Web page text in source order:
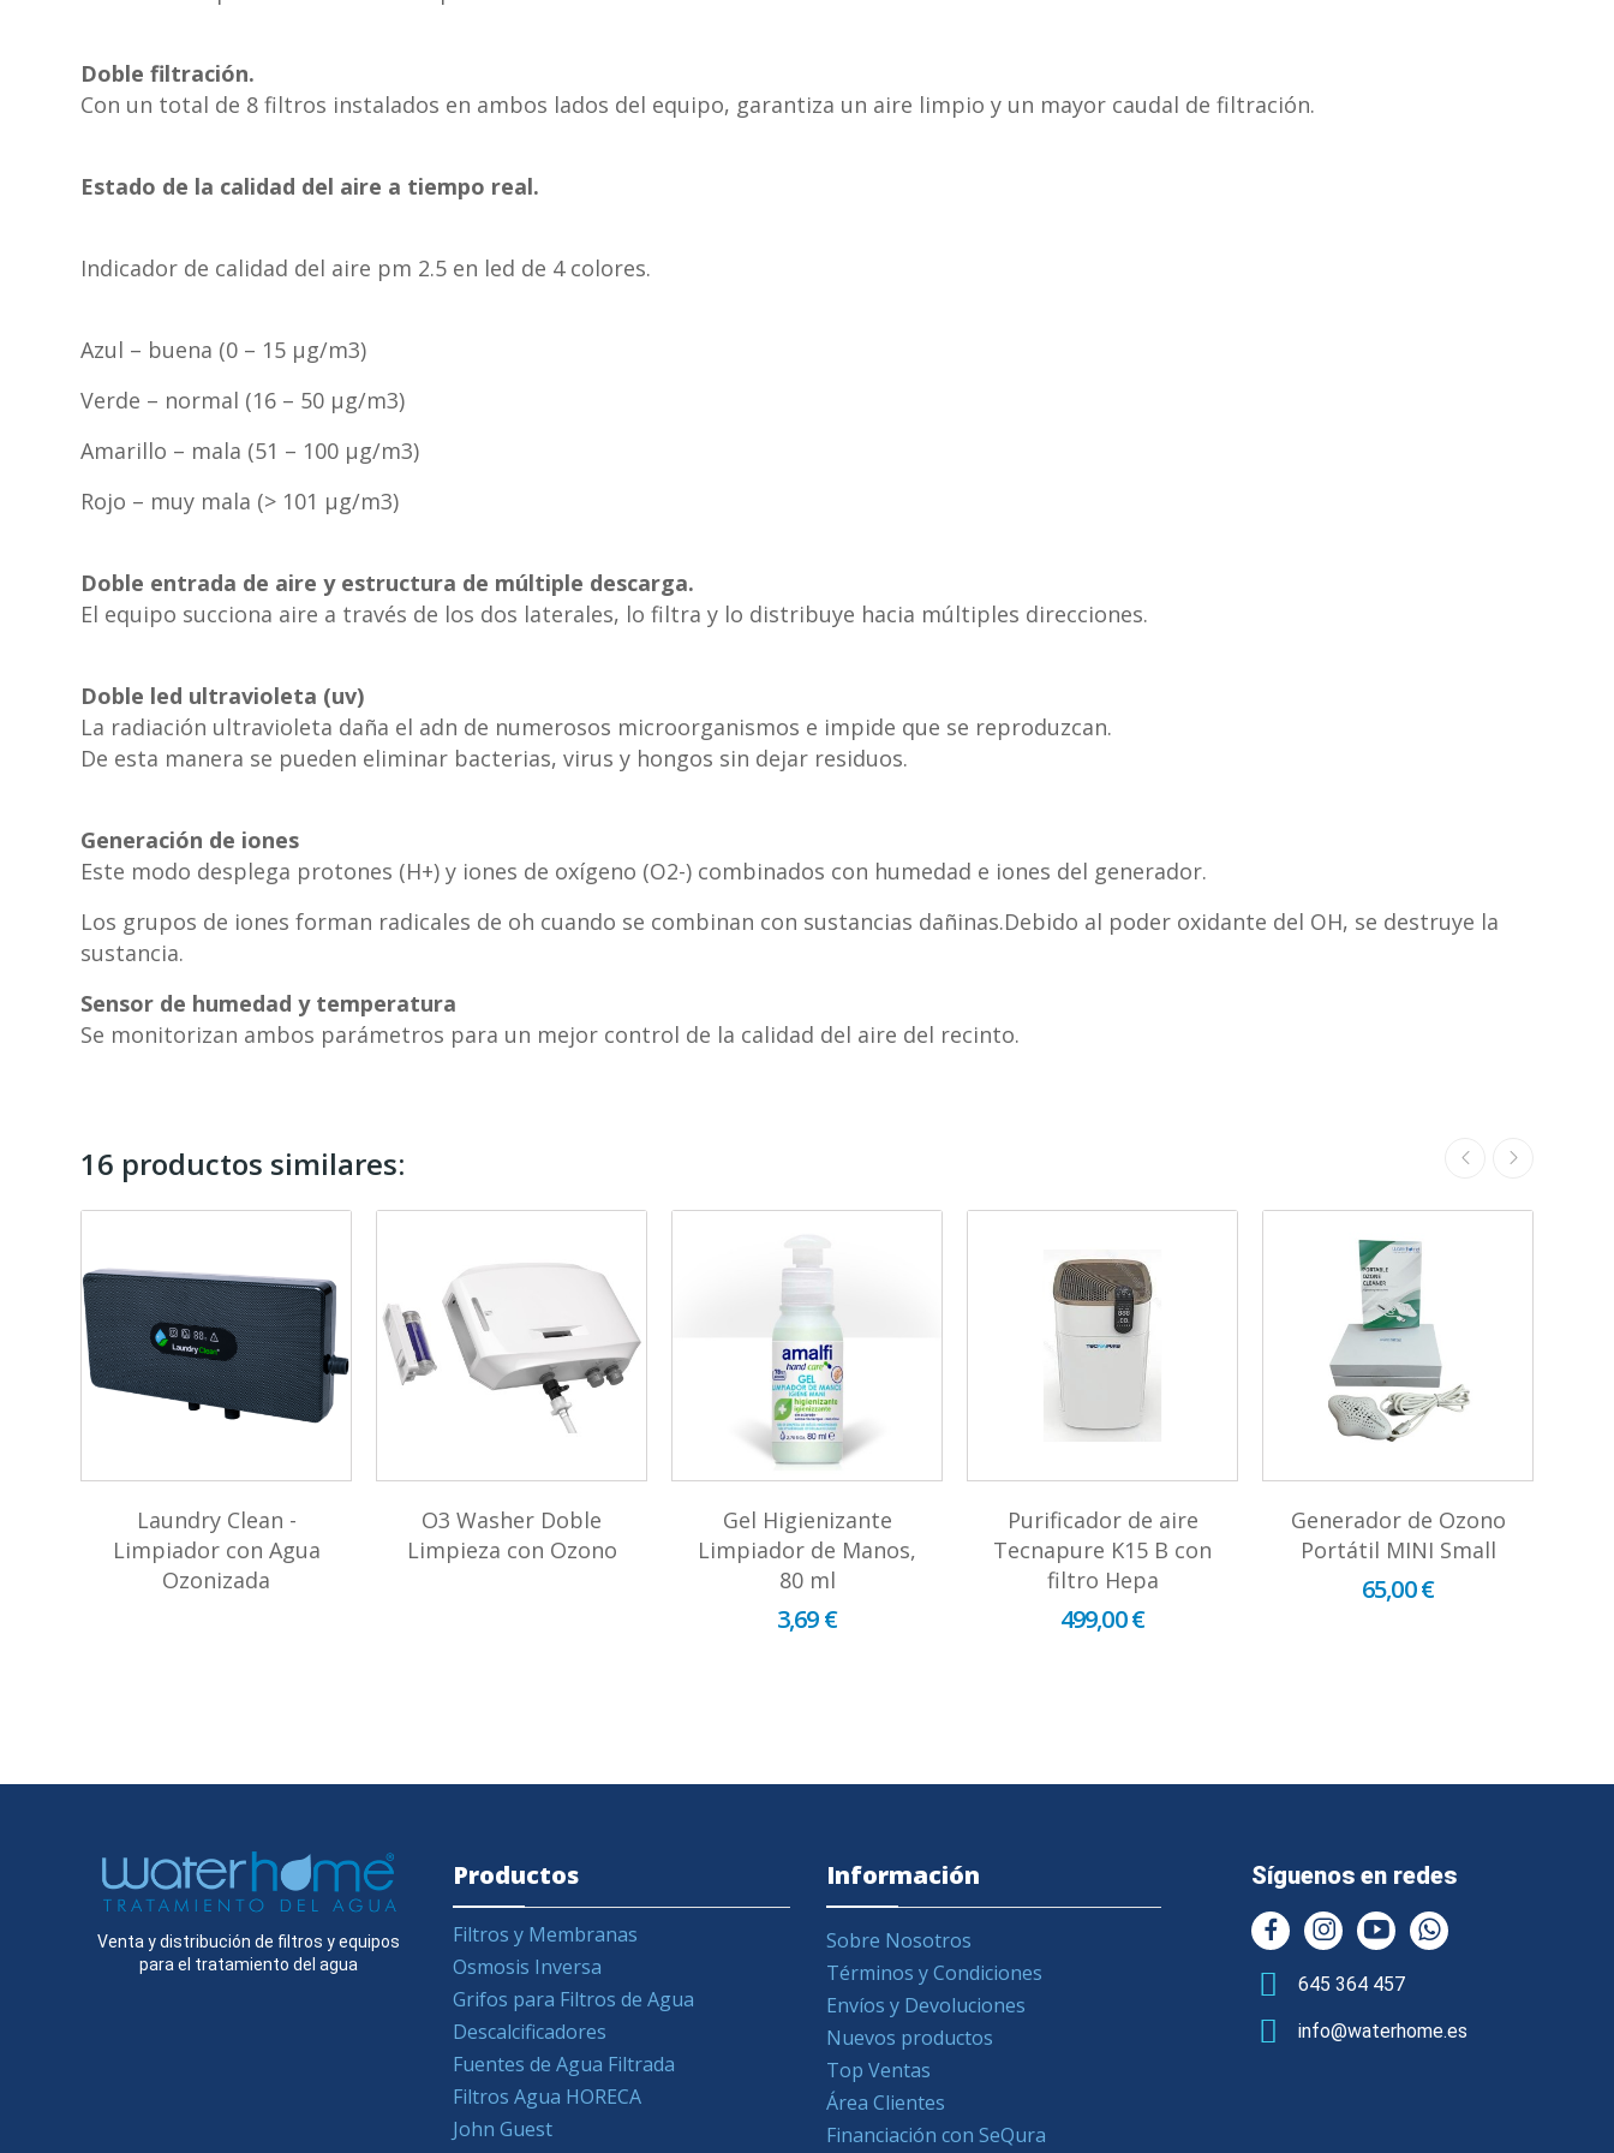
Doble filtración.
Con un total de 8 filtros instalados en ambos lados del equipo, garantiza un aire limpio y un mayor caudal de filtración.
Estado de la calidad del aire a tiempo real.
Indicador de calidad del aire pm 2.5 en led de 4 colores.
Azul – buena (0 – 15 μg/m3)
Verde – normal (16 – 50 μg/m3)
Amarillo – mala (51 – 100 μg/m3)
Rojo – muy mala (> 101 μg/m3)
Doble entrada de aire y estructura de múltiple descarga.
El equipo succiona aire a través de los dos laterales, lo filtra y lo distribuye hacia múltiples direcciones.
Doble led ultravioleta (uv)
La radiación ultravioleta daña el adn de numerosos microorganismos e impide que se reproduzcan.
De esta manera se pueden eliminar bacterias, virus y hongos sin dejar residuos.
Generación de iones
Este modo desplega protones (H+) y iones de oxígeno (O2-) combinados con humedad e iones del generador.
Los grupos de iones forman radicales de oh cuando se combinan con sustancias dañinas.Debido al poder oxidante del OH, se destruye la
sustancia.
Sensor de humedad y temperatura
Se monitorizan ambos parámetros para un mejor control de la calidad del aire del recinto.
16 productos similares:
Laundry Clean -
Limpiador con Agua
Ozonizada
O3 Washer Doble
Limpieza con Ozono
Gel Higienizante
Limpiador de Manos,
80 ml
3,69 €
Purificador de aire
Tecnapure K15 B con
filtro Hepa
499,00 €
Generador de Ozono
Portátil MINI Small
65,00 €
Venta y distribución de filtros y equipos
para el tratamiento del agua
Productos
Filtros y Membranas
Osmosis Inversa
Grifos para Filtros de Agua
Descalcificadores
Fuentes de Agua Filtrada
Filtros Agua HORECA
John Guest
Información
Sobre Nosotros
Términos y Condiciones
Envíos y Devoluciones
Nuevos productos
Top Ventas
Área Clientes
Financiación con SeQura
Síguenos en redes
645 364 457
info@waterhome.es